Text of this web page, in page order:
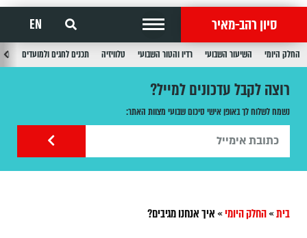
סיון רהב-מאיר EN
החלק היומי השיעור השבועי רדיו והטור השבועי טלוויזיה תכנים לחגים ולמועדים
רוצה לקבל עדכונים למייל?
נשמח לשלוח לך באופן אישי סיכום שבועי מצוות האתר:
בית»החלק היומי»איך אנחנו מגיבים?